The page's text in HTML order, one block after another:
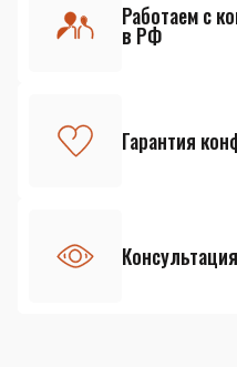
Работаем с
в РФ
Гарантия